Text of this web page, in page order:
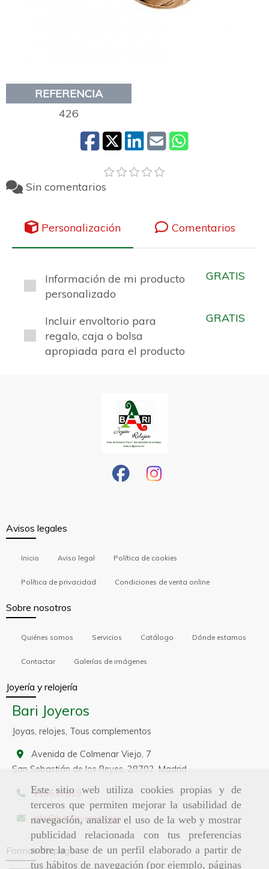
Este sitio web utiliza cookies propias y de
terceros que permiten mejorar la usabilidad de
navegación, analizar el uso de la web y mostrar
publicidad relacionada con tus preferencias
sobre la base de un perfil elaborado a partir de
tus hábitos de navegación (por ejemplo, páginas
REFERENCIA
426
Sin comentarios
Personalización Comentarios
Información de mi producto
personalizado
GRATIS
Incluir envoltorio para
regalo, caja o bolsa
apropiada para el producto
GRATIS
Avisos legales
Inicio Aviso legal Política de cookies
Política de privacidad Condiciones de venta online
Sobre nosotros
Quiénes somos Servicios Catálogo Dónde estamos
Contactar Galerías de imágenes
Joyería y relojería
Bari Joyeros
Joyas, relojes, Tous complementos
Avenida de Colmenar Viejo, 7
San Sebastián de los Reyes, 28702, Madrid
916637819
info barijoyeros.com
Formas de pago